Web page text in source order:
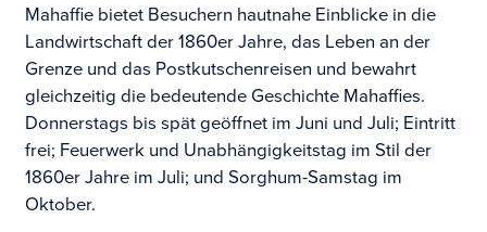
Mahaffie bietet Besuchern hautnahe Einblicke in die
Landwirtschaft der 1860er Jahre, das Leben an der
Grenze und das Postkutschenreisen und bewahrt
gleichzeitig die bedeutende Geschichte Mahaffies.
Donnerstags bis spät geöffnet im Juni und Juli; Eintritt
frei; Feuerwerk und Unabhängigkeitstag im Stil der
1860er Jahre im Juli; und Sorghum-Samstag im
Oktober.